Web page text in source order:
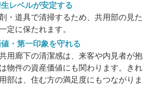
レベルが安定する
・道具で清掃するため、共用部の見た
定に保たれます。
・第一印象を守れる
用廊下の清潔感は、来客や内見者が抱
物件の資産価値にも関わります。きれ
部は、住む方の満足度にもつながりま